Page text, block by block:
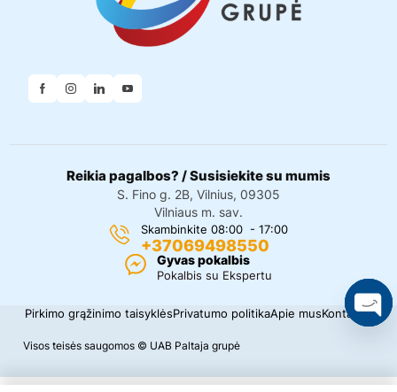
Reikia pagalbos? / Susisiekite su mumis
S. Fino g. 2B, Vilnius, 09305
Vilniaus m. sav.
Skambinkite 08:00 - 17:00
+37069498550
Gyvas pokalbis
Pokalbis su Ekspertu
Visos teisės saugomos © UAB Paltaja grupė
Pirkimo grąžinimo taisyklėsPrivatumo politikaApie musKontaktai
n